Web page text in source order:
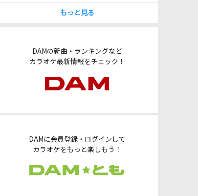
もっと見る
DAMの新曲・ランキングなど
カラオケ最新情報をチェック！
DAMに会員登録・ログインして
カラオケをもっと楽しもう！